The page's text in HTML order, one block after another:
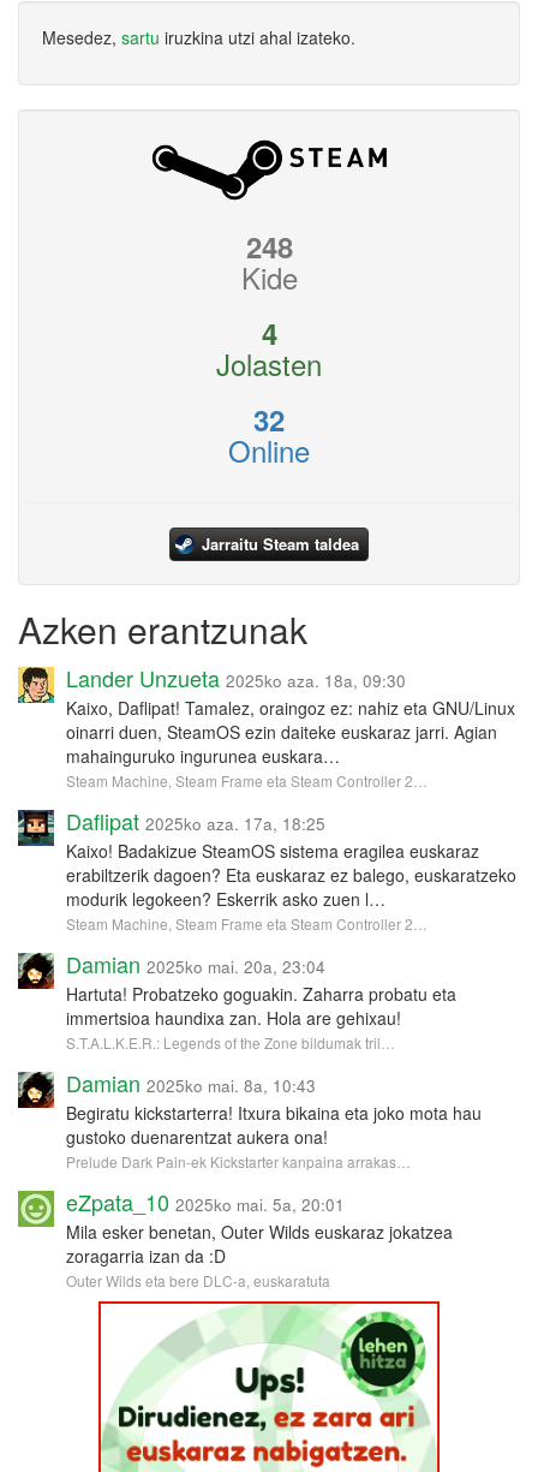
Mesedez, sartu iruzkina utzi ahal izateko.
248
Kide
4
Jolasten
32
Online
Jarraitu Steam taldea
Azken erantzunak
Lander Unzueta 2025ko aza. 18a, 09:30
Kaixo, Daflipat! Tamalez, oraingoz ez: nahiz eta GNU/Linux
oinarri duen, SteamOS ezin daiteke euskaraz jarri. Agian
mahainguruko ingurunea euskara…
Steam Machine, Steam Frame eta Steam Controller 2…
Daflipat 2025ko aza. 17a, 18:25
Kaixo! Badakizue SteamOS sistema eragilea euskaraz
erabiltzerik dagoen? Eta euskaraz ez balego, euskaratzeko
modurik legokeen? Eskerrik asko zuen l…
Steam Machine, Steam Frame eta Steam Controller 2…
Damian 2025ko mai. 20a, 23:04
Hartuta! Probatzeko goguakin. Zaharra probatu eta
immertsioa haundixa zan. Hola are gehixau!
S.T.A.L.K.E.R.: Legends of the Zone bildumak tril…
Damian 2025ko mai. 8a, 10:43
Begiratu kickstarterra! Itxura bikaina eta joko mota hau
gustoko duenarentzat aukera ona!
Prelude Dark Pain-ek Kickstarter kanpaina arrakas…
eZpata_10 2025ko mai. 5a, 20:01
Mila esker benetan, Outer Wilds euskaraz jokatzea
zoragarria izan da :D
Outer Wilds eta bere DLC-a, euskaratuta